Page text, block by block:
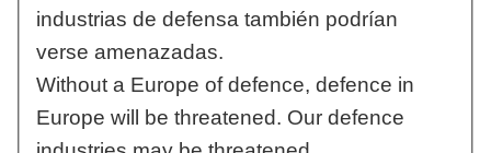
industrias de defensa también podrían
verse amenazadas.
Without a Europe of defence, defence in
Europe will be threatened. Our defence